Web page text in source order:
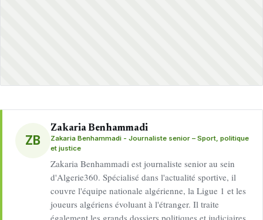
ZB
Zakaria Benhammadi
Zakaria Benhammadi - Journaliste senior – Sport, politique
et justice
Zakaria Benhammadi est journaliste senior au sein
d'Algerie360. Spécialisé dans l'actualité sportive, il
couvre l'équipe nationale algérienne, la Ligue 1 et les
joueurs algériens évoluant à l'étranger. Il traite
également les grands dossiers politiques et judiciaires